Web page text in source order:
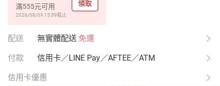
滿555元可用
2026/08/09 15:59截止
領取
配送 無實體配送 免運
付款 信用卡／LINE Pay／AFTEE／ATM
信用卡優惠